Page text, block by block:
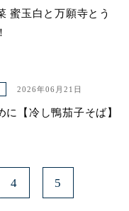
蜜玉白と万願寺とう
2026年06月21日
に【冷し鴨茄子そば】
4 5